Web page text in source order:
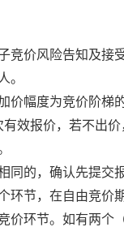
竞价风险告知及接
。
价幅度为竞价阶梯
效报价，若不出
同的，确认先提交
环节，在自由竞价
价环节。如有两